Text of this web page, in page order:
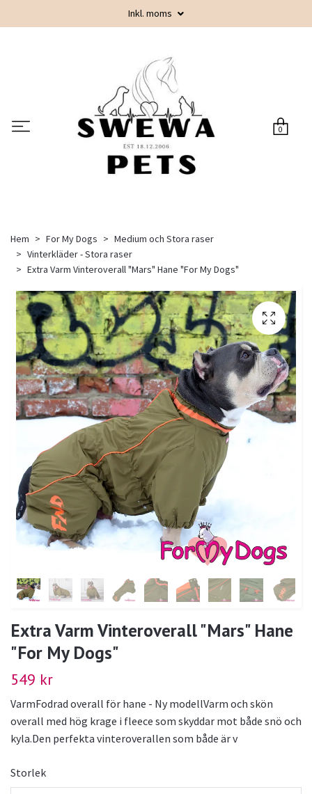
Inkl. moms
0
Hem For My Dogs
Medium och Stora raser
Vinterkläder - Stora raser
Extra Varm Vinteroverall "Mars" Hane "For My Dogs"
Extra Varm Vinteroverall "Mars" Hane
"For My Dogs"
549 kr
VarmFodrad overall för hane - Ny modellVarm och skön
overall med hög krage i fleece som skyddar mot både snö och
kyla.Den perfekta vinteroverallen som både är v
Storlek